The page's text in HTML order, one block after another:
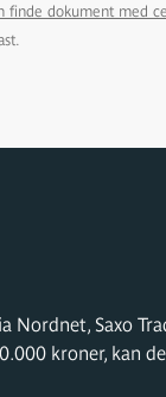
finde dokument med
Nordnet, Saxo
kroner, kan